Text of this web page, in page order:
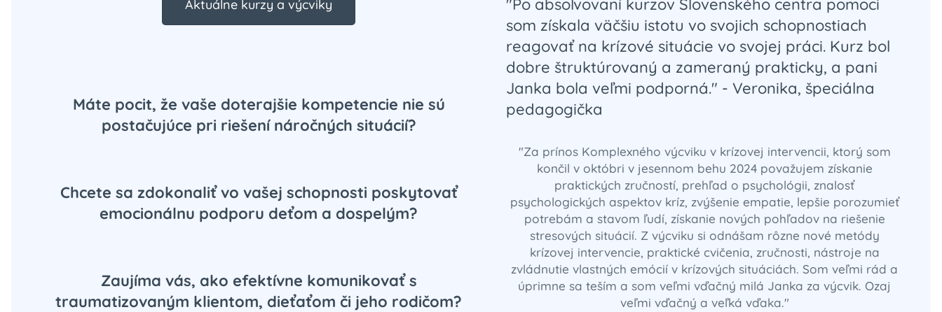
Aktuálne kurzy a výcviky
Máte pocit, že vaše doterajšie kompetencie nie sú
postačujúce pri riešení náročných situácií?
Chcete sa zdokonaliť vo vašej schopnosti poskytovať
emocionálnu podporu deťom a dospelým?
Zaujíma vás, ako efektívne komunikovať s
traumatizovaným klientom, dieťaťom či jeho rodičom?
"Po absolvovaní kurzov Slovenského centra pomoci
som získala väčšiu istotu vo svojich schopnostiach
reagovať na krízové situácie vo svojej práci. Kurz bol
dobre štruktúrovaný a zameraný prakticky, a pani
Janka bola veľmi podporná." - Veronika, špeciálna
pedagogička
"Za prínos Komplexného výcviku v krízovej intervencii, ktorý som
končil v októbri v jesennom behu 2024 považujem získanie
praktických zručností, prehľad o psychológii, znalosť
psychologických aspektov kríz, zvýšenie empatie, lepšie porozumieť
potrebám a stavom ľudí, získanie nových pohľadov na riešenie
stresových situácií. Z výcviku si odnášam rôzne nové metódy
krízovej intervencie, praktické cvičenia, zručnosti, nástroje na
zvládnutie vlastných emócií v krízových situáciách. Som veľmi rád a
úprimne sa teším a som veľmi vďačný milá Janka za výcvik. Ozaj
veľmi vďačný a veľká vďaka."